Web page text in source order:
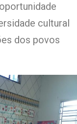
cultural
dos povos